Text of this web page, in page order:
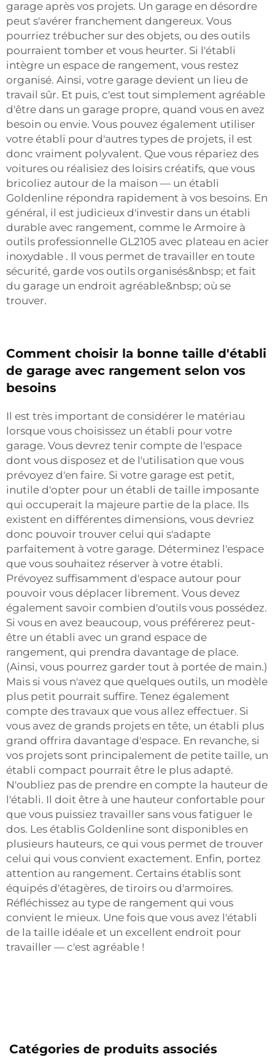
garage après vos projets. Un garage en désordre
peut s'avérer franchement dangereux. Vous
pourriez trébucher sur des objets, ou des outils
pourraient tomber et vous heurter. Si l'établi
intègre un espace de rangement, vous restez
organisé. Ainsi, votre garage devient un lieu de
travail sûr. Et puis, c'est tout simplement agréable
d'être dans un garage propre, quand vous en avez
besoin ou envie. Vous pouvez également utiliser
votre établi pour d'autres types de projets, il est
donc vraiment polyvalent. Que vous répariez des
voitures ou réalisiez des loisirs créatifs, que vous
bricoliez autour de la maison — un établi
Goldenline répondra rapidement à vos besoins. En
général, il est judicieux d'investir dans un établi
durable avec rangement, comme le Armoire à
outils professionnelle GL2105 avec plateau en acier
inoxydable . Il vous permet de travailler en toute
sécurité, garde vos outils organisés&nbsp; et fait
du garage un endroit agréable&nbsp; où se
trouver.
Comment choisir la bonne taille d'établi
de garage avec rangement selon vos
besoins
Il est très important de considérer le matériau
lorsque vous choisissez un établi pour votre
garage. Vous devrez tenir compte de l'espace
dont vous disposez et de l'utilisation que vous
prévoyez d'en faire. Si votre garage est petit,
inutile d'opter pour un établi de taille imposante
qui occuperait la majeure partie de la place. Ils
existent en différentes dimensions, vous devriez
donc pouvoir trouver celui qui s'adapte
parfaitement à votre garage. Déterminez l'espace
que vous souhaitez réserver à votre établi.
Prévoyez suffisamment d'espace autour pour
pouvoir vous déplacer librement. Vous devez
également savoir combien d'outils vous possédez.
Si vous en avez beaucoup, vous préférerez peut-
être un établi avec un grand espace de
rangement, qui prendra davantage de place.
(Ainsi, vous pourrez garder tout à portée de main.)
Mais si vous n'avez que quelques outils, un modèle
plus petit pourrait suffire. Tenez également
compte des travaux que vous allez effectuer. Si
vous avez de grands projets en tête, un établi plus
grand offrira davantage d'espace. En revanche, si
vos projets sont principalement de petite taille, un
établi compact pourrait être le plus adapté.
N'oubliez pas de prendre en compte la hauteur de
l'établi. Il doit être à une hauteur confortable pour
que vous puissiez travailler sans vous fatiguer le
dos. Les établis Goldenline sont disponibles en
plusieurs hauteurs, ce qui vous permet de trouver
celui qui vous convient exactement. Enfin, portez
attention au rangement. Certains établis sont
équipés d'étagères, de tiroirs ou d'armoires.
Réfléchissez au type de rangement qui vous
convient le mieux. Une fois que vous avez l'établi
de la taille idéale et un excellent endroit pour
travailler — c'est agréable !
Catégories de produits associés